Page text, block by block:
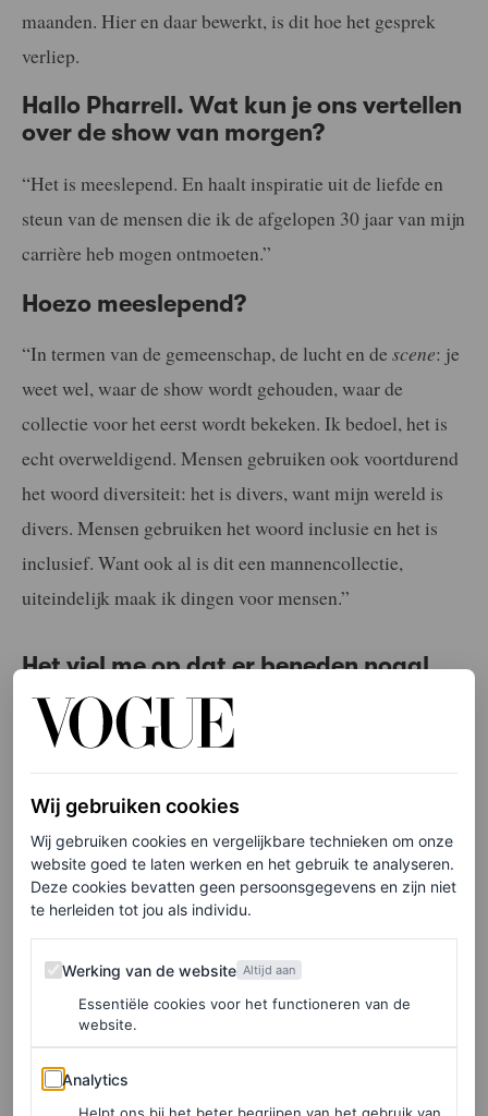
maanden. Hier en daar bewerkt, is dit hoe het gesprek
verliep.
Hallo Pharrell. Wat kun je ons vertellen
over de show van morgen?
“Het is meeslepend. En haalt inspiratie uit de liefde en
steun van de mensen die ik de afgelopen 30 jaar van mijn
carrière heb mogen ontmoeten.”
Hoezo meeslepend?
“In termen van de gemeenschap, de lucht en de scene: je
weet wel, waar de show wordt gehouden, waar de
collectie voor het eerst wordt bekeken. Ik bedoel, het is
echt overweldigend. Mensen gebruiken ook voortdurend
het woord diversiteit: het is divers, want mijn wereld is
divers. Mensen gebruiken het woord inclusie en het is
inclusief. Want ook al is dit een mannencollectie,
uiteindelijk maak ik dingen voor mensen.”
Het viel me op dat er beneden nogal
wat vrouwelijke modellen het gebouw
in en uit liepen…
“Ik maak dingen voor mensen, ja!”
Je zegt vaak geïnspireerd te raken
door vrienden, heb je dan ook samen
met hen aan deze collectie gewerkt?
“Ja. Mijn leven is een samenwerking. En mijn gave is om
samen te werken. Want hoewel dit een plek is waar ik
ideeën en mijn visie kan inbrengen, ben ik hier met
mensen die veel getalenteerder zijn dan ik. Zij zijn
meesters, dus ik krijg een spoedcursus in andere
methodes, andere processen, andere gezichtspunten en
Wij gebruiken cookies
Wij gebruiken cookies en vergelijkbare technieken om onze
website goed te laten werken en het gebruik te analyseren.
Deze cookies bevatten geen persoonsgegevens en zijn niet
te herleiden tot jou als individu.
Werking van de website
Werking van de website Altijd aan
Essentiële cookies voor het functioneren van de
website.
Analytics
Analytics